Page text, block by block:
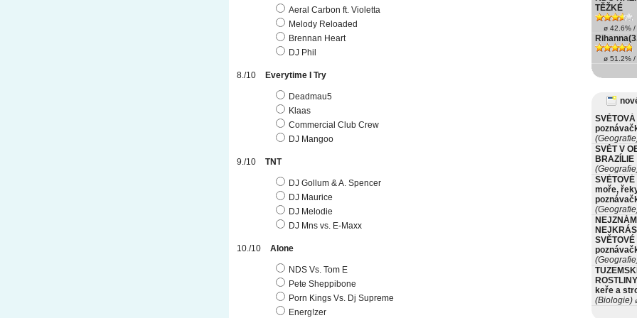
Aeral Carbon ft. Violetta
Melody Reloaded
Brennan Heart
DJ Phil
Everytime I Try
Deadmau5
Klaas
Commercial Club Crew
DJ Mangoo
TNT
DJ Gollum & A. Spencer
DJ Maurice
DJ Melodie
DJ Mns vs. E-Maxx
Alone
NDS Vs. Tom E
Pete Sheppibone
Porn Kings Vs. Dj Supreme
Energ!zer
TĚŽKÉ
ø 42.6% /
ø 51.2% /
SVĚT V
BRAZÍLIE
moře,
keře a
(Biologie)